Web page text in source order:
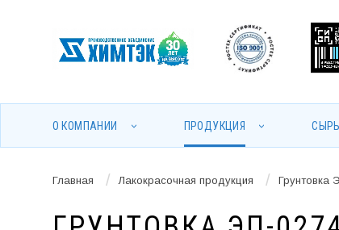
О КОМПАНИИ ПРОДУКЦИЯ
Главная / Лакокрасочная продукция / Грунтовка